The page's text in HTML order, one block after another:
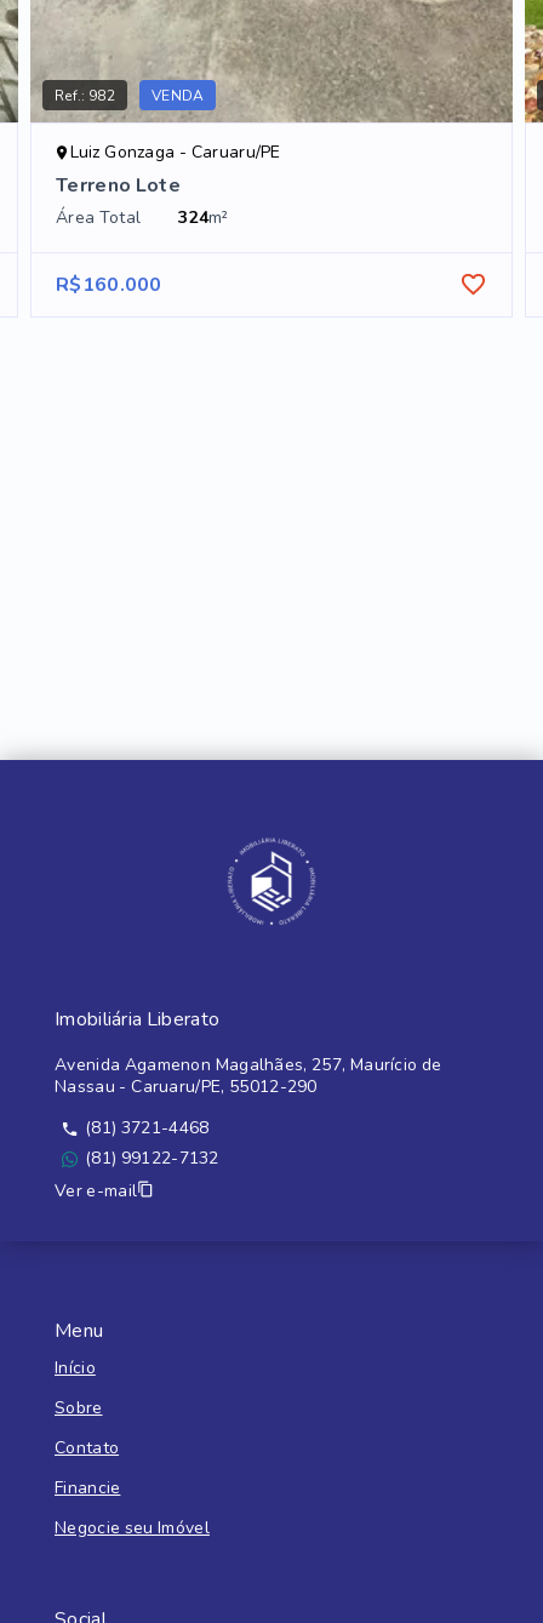
Ref.: 982 VENDA
Luiz Gonzaga - Caruaru/PE
Terreno Lote
Área Total 324m²
R$160.000
Menu
Início
Sobre
Contato
Financie
Negocie seu Imóvel
Imobiliária Liberato
Avenida Agamenon Magalhães, 257, Maurício de
Nassau - Caruaru/PE, 55012-290
(81) 3721-4468
(81) 99122-7132
Ver e-mail